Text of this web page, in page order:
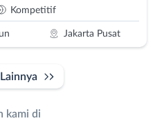
Kompetitif
Jakarta Pusat
kami di